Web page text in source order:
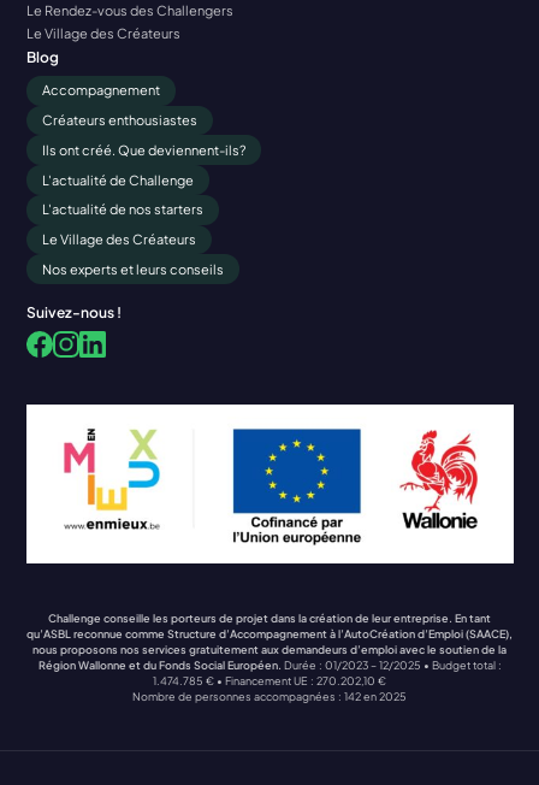
Le Rendez-vous des Challengers
Le Village des Créateurs
Blog
Accompagnement
Créateurs enthousiastes
Ils ont créé. Que deviennent-ils?
L'actualité de Challenge
L'actualité de nos starters
Le Village des Créateurs
Nos experts et leurs conseils
Suivez-nous !
Challenge conseille les porteurs de projet dans la création de leur entreprise. En tant
qu’ASBL reconnue comme Structure d’Accompagnement à l’AutoCréation d’Emploi (SAACE),
nous proposons nos services gratuitement aux demandeurs d’emploi avec le soutien de la
Région Wallonne et du Fonds Social Européen. Durée : 01/2023 – 12/2025 • Budget total :
1.474.785 € • Financement UE : 270.202,10 €
Nombre de personnes accompagnées : 142 en 2025